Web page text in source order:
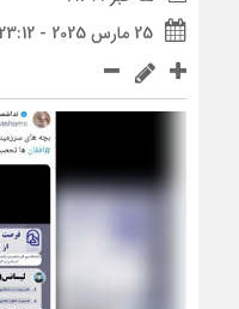
25 مارس 2025 - 23:12